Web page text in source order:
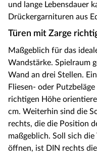
und lange Lebensdauer
Drückergarnituren aus
Türen mit Zarge
Maßgeblich für das
Wandstärke. Spielraum
Wand an drei Stellen.
Fliesen- oder
richtigen Höhe
cm. Weiterhin sind die
rechts, die die Position
maßgeblich. Soll sich
öffnen, ist DIN rechts